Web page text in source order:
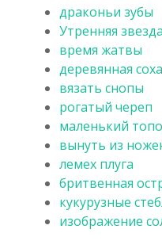
драконьи зубы
Утренняя звезда
время жатвы
деревянная соха
вязать снопы
рогатый череп
маленький
вынуть из
лемех плуга
бритвенная
кукурузные
изображение